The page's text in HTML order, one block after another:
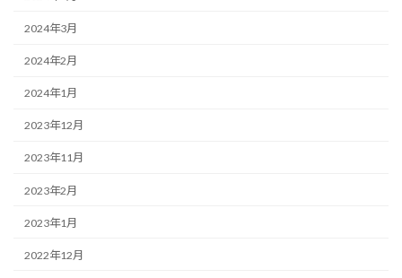
2024年3月
2024年2月
2024年1月
2023年12月
2023年11月
2023年2月
2023年1月
2022年12月